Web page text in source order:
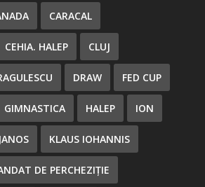
CARACAL
CEHIA. HALEP CLUJ
DRAW FED CUP
GIMNASTICA HALEP ION
JANOS KLAUS IOHANNIS
DE PERCHEZIȚIE